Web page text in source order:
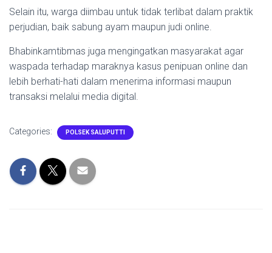
Selain itu, warga diimbau untuk tidak terlibat dalam praktik
perjudian, baik sabung ayam maupun judi online.
Bhabinkamtibmas juga mengingatkan masyarakat agar
waspada terhadap maraknya kasus penipuan online dan
lebih berhati-hati dalam menerima informasi maupun
transaksi melalui media digital.
Categories: POLSEK SALUPUTTI